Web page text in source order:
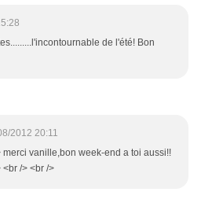
de l'été! Bon
2012 20:11
merci vanille,bon week-end a toi aussi!!
<br /> <br />